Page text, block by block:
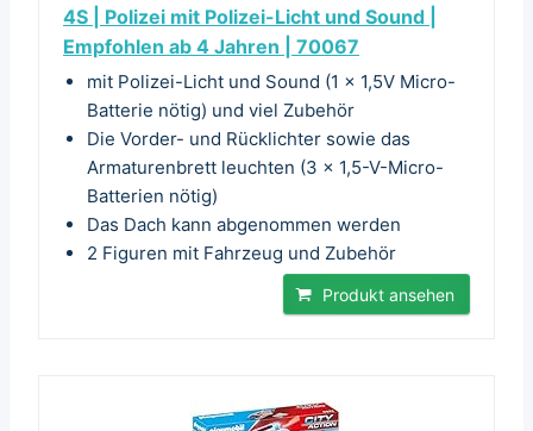
4S | Polizei mit Polizei-Licht und Sound |
Empfohlen ab 4 Jahren | 70067
mit Polizei-Licht und Sound (1 x 1,5V Micro-
Batterie nötig) und viel Zubehör
Die Vorder- und Rücklichter sowie das
Armaturenbrett leuchten (3 x 1,5-V-Micro-
Batterien nötig)
Das Dach kann abgenommen werden
2 Figuren mit Fahrzeug und Zubehör
Produkt ansehen